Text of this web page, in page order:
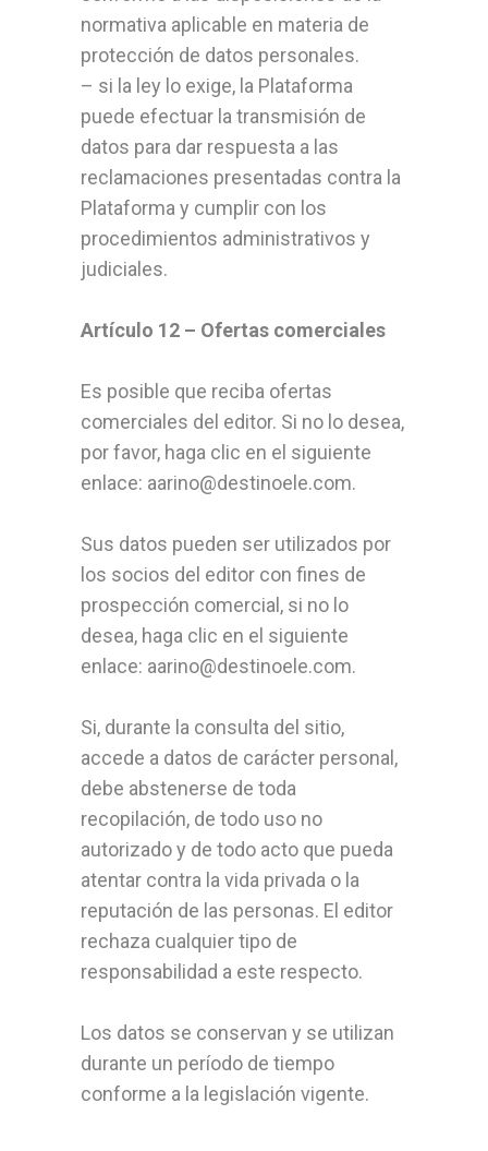
normativa aplicable en materia de
protección de datos personales.
– si la ley lo exige, la Plataforma
puede efectuar la transmisión de
datos para dar respuesta a las
reclamaciones presentadas contra la
Plataforma y cumplir con los
procedimientos administrativos y
judiciales.
Artículo 12 – Ofertas comerciales
Es posible que reciba ofertas
comerciales del editor. Si no lo desea,
por favor, haga clic en el siguiente
enlace: aarino@destinoele.com.
Sus datos pueden ser utilizados por
los socios del editor con fines de
prospección comercial, si no lo
desea, haga clic en el siguiente
enlace: aarino@destinoele.com.
Si, durante la consulta del sitio,
accede a datos de carácter personal,
debe abstenerse de toda
recopilación, de todo uso no
autorizado y de todo acto que pueda
atentar contra la vida privada o la
reputación de las personas. El editor
rechaza cualquier tipo de
responsabilidad a este respecto.
Los datos se conservan y se utilizan
durante un período de tiempo
conforme a la legislación vigente.